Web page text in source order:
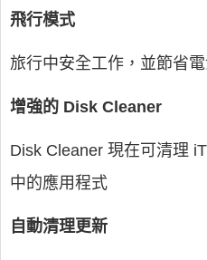
飛行模式
旅行中安全工作，並節省
增強的 Disk Cleaner
Disk Cleaner 現在可清理
中的應用程式
自動清理更新